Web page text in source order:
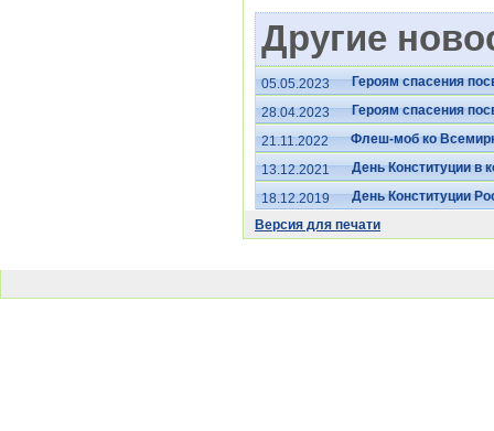
Другие
05.05.2023
Героям спасения
28.04.2023
Героям спасения
21.11.2022
Флеш-моб ко
13.12.2021
День Конституции в
18.12.2019
День Конституции
Версия для печати